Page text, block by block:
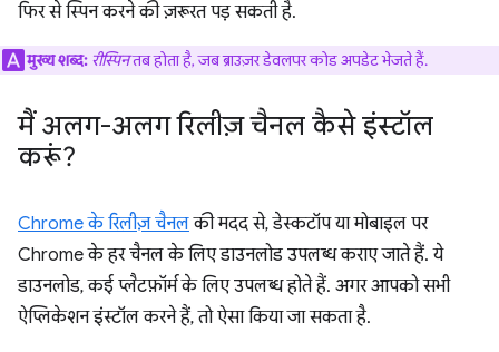
फिर से स्पिन करने की ज़रूरत पड़ सकती है.
मुख्य शब्द: रीस्पिनतब होता है, जब ब्राउज़र डेवलपर कोड अपडेट भेजते हैं.
मैं अलग-अलग रिलीज़ चैनल कैसे इंस्टॉल
करूं?
Chrome के रिलीज़ चैनलकी मदद से, डेस्कटॉप या मोबाइल पर
Chrome के हर चैनल के लिए डाउनलोड उपलब्ध कराए जाते हैं. ये
डाउनलोड, कई प्लैटफ़ॉर्म के लिए उपलब्ध होते हैं. अगर आपको सभी
ऐप्लिकेशन इंस्टॉल करने हैं, तो ऐसा किया जा सकता है.